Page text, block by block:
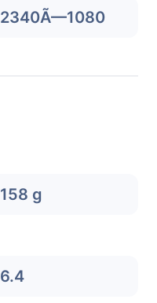
2340Ã—1080
158 g
6.4